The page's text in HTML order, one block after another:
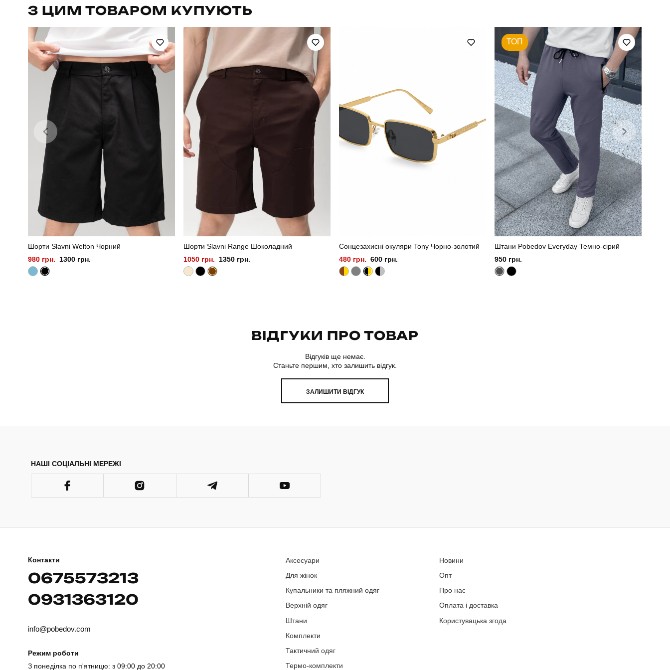
Стиль
Колір чорний трикотаж
Країна - виробник україна
З ЦИМ ТОВАРОМ КУПУЮТЬ
Шорти Slavni Welton Чорний
980 грн. 1300 грн.
Шорти Slavni Range Шоколадний
1050 грн. 1350 грн.
Сонцезахисні окуляри Tony Чорно-золотий
480 грн. 600 грн.
ТОП
Штани Pobedov Everyday Темно-сірий
950 грн.
ВІДГУКИ ПРО ТОВАР
Відгуків ще немає.
Станьте першим, хто залишить відгук.
ЗАЛИШИТИ ВІДГУК
НАШІ СОЦІАЛЬНІ МЕРЕЖІ
Контакти
0675573213
0931363120
info@pobedov.com
Режим роботи
З понеділка по п'ятницю: з 09:00 до 20:00
Аксесуари
Для жінок
Купальники та пляжний одяг
Верхній одяг
Штани
Комплекти
Тактичний одяг
Термо-комплекти
Новини
Опт
Про нас
Оплата і доставка
Користувацька згода